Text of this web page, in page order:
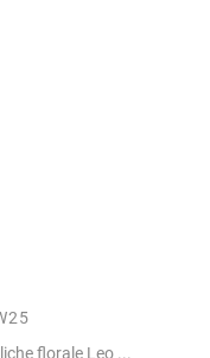
florale Leo ...